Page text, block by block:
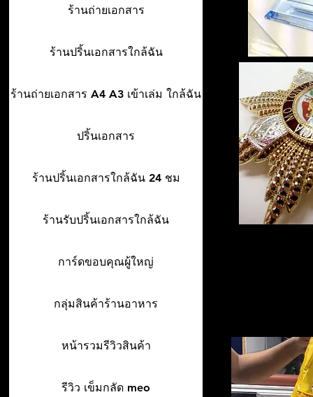
ร้านถ่ายเอกสาร
ร้านปริ้นเอกสารใกล้ฉัน
ร้านถ่ายเอกสาร A4 A3 เข้าเล่ม ใกล้ฉัน
ปริ้นเอกสาร
ร้านปริ้นเอกสารใกล้ฉัน 24 ชม
ร้านรับปริ้นเอกสารใกล้ฉัน
การ์ดขอบคุณผู้ใหญ่
กลุ่มสินค้าร้านอาหาร
หน้ารวมรีวิวสินค้า
รีวิว เข็มกลัด meo